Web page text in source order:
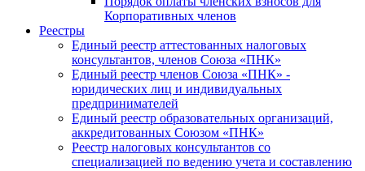
Корпоративных членов
Реестры
Единый реестр аттестованных налоговых
консультантов, членов Союза «ПНК»
Единый реестр членов Союза «ПНК» -
юридических лиц и индивидуальных
предпринимателей
Единый реестр образовательных организаций,
аккредитованных Союзом «ПНК»
Реестр налоговых консультантов со
специализацией по ведению учета и составлению